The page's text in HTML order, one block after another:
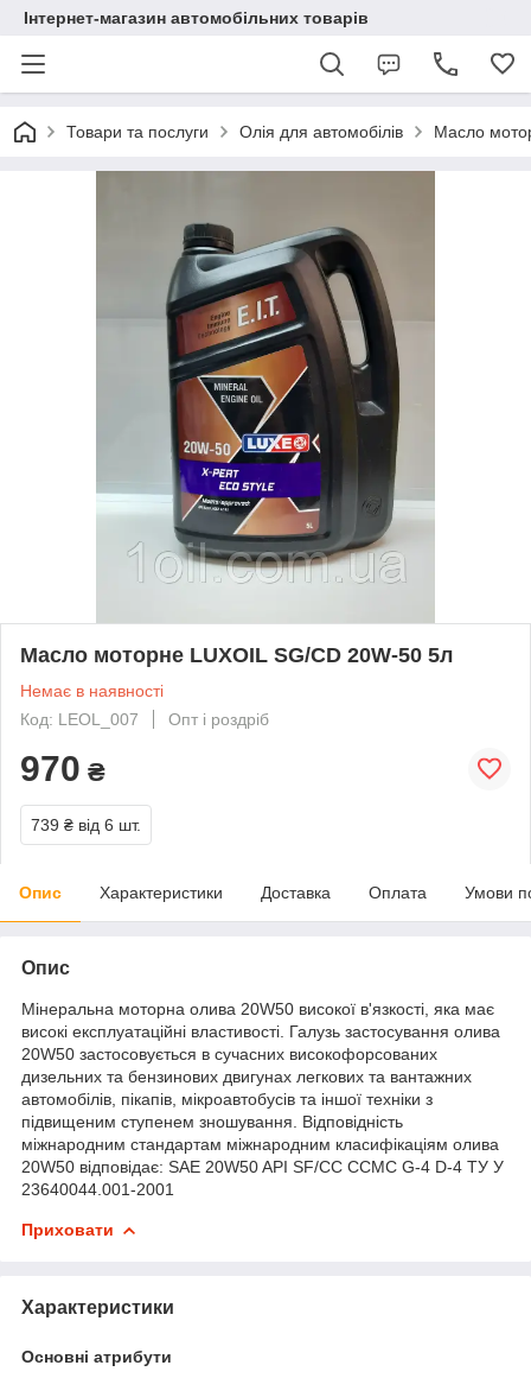
Інтернет-магазин автомобільних товарів
Товари та послуги Олія для автомобілів Масло
Масло моторне LUXOIL SG/CD 20W-50 5л
Немає в наявності
Код: LEOL_007
Опт і роздріб
970 ₴
739 ₴ від 6 шт.
Опис Характеристики Доставка Оплата Умови
Опис
Мінеральна моторна олива 20W50 високої в'язкості, яка має
високі експлуатаційні властивості. Галузь застосування олива
20W50 застосовується в сучасних високофорсованих
дизельних та бензинових двигунах легкових та вантажних
автомобілів, пікапів, мікроавтобусів та іншої техніки з
підвищеним ступенем зношування. Відповідність
міжнародним стандартам міжнародним класифікаціям олива
20W50 відповідає: SAE 20W50 API SF/СС CCMC G-4 D-4 ТУ У
23640044.001-2001
Приховати
Характеристики
Основні атрибути